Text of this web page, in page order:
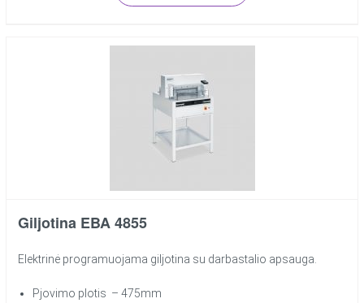
Giljotina EBA 4855
Elektrinė programuojama giljotina su darbastalio apsauga.
Pjovimo plotis – 475mm